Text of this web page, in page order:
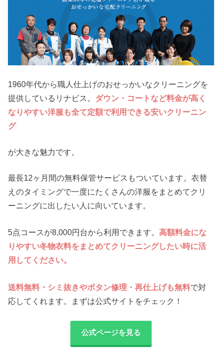
1960年代から職人仕上げのおせっかいなクリーニングを
提供しているリナビス。 ダウン・コートなど料金が高く
なりやすい洋服も全て定額で利用できる安いクリーニン
グ
が大きな魅力です。
最長12ヶ月間の無料保管サービスもついています。衣替
えのタイミングで一度にたくさんの洋服をまとめてクリ
ーニングに出したい人に向いています。
5点コースが8,000円台から利用できます。高額料金にな
りやすい冬物衣料をまとめてクリーニングしたい時に活
用してください。
送料無料・シミ抜きやボタン修理・再仕上げも無料で対
応してくれます。まずは公式サイトをチェック！
公式ページを見る